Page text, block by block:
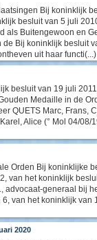
Bij koninklijk
besluit van 5 juli
als Buitengewoon en
Bij koninklijk besluit
uit haar functi(...)
besluit van 19 juli
Medaille in de
QUETS Marc, Frans,
Alice (° Mol 04/08/
Orden Bij koninklijke
van het koninklijk
advocaat-generaal bij
6, van het koninklijk van
2020